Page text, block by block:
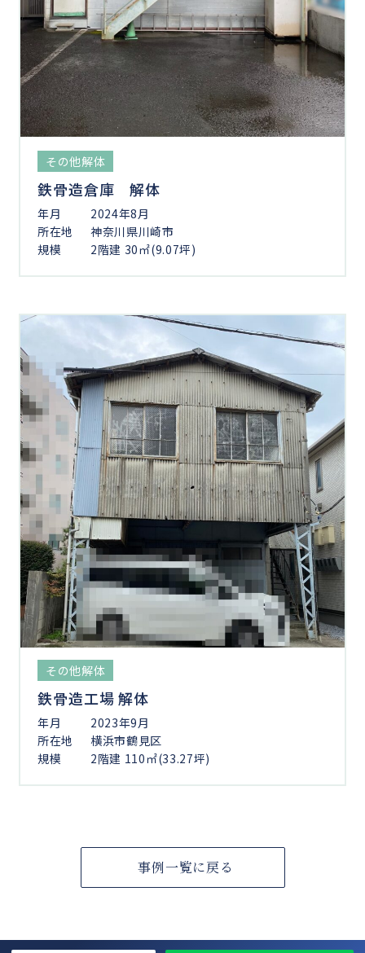
その他解体
鉄骨造倉庫 解体
年月
2024年8月
所在地
神奈川県川崎市
規模
2階建 30㎡(9.07坪)
その他解体
鉄骨造工場 解体
年月
2023年9月
所在地
横浜市鶴見区
規模
2階建 110㎡(33.27坪)
事例一覧に戻る